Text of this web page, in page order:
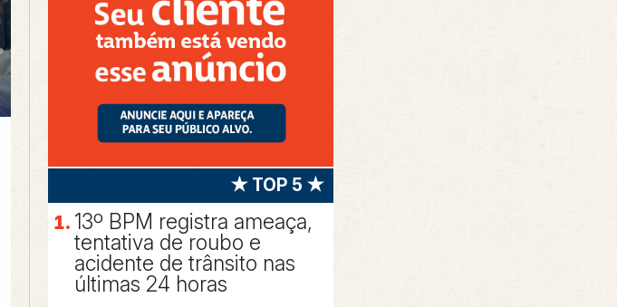
★ TOP 5 ★
13º BPM registra ameaça,
tentativa de roubo e
acidente de trânsito nas
últimas 24 horas